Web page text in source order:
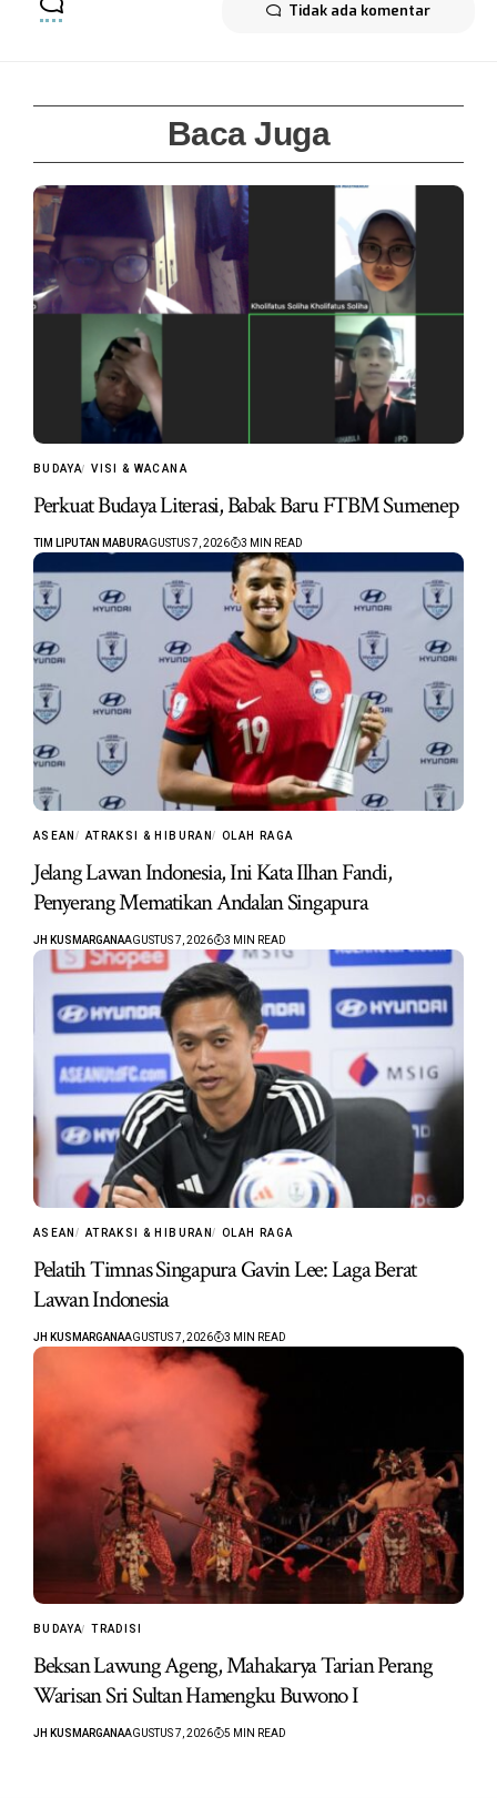
Tidak ada komentar
Baca Juga
BUDAYA VISI & WACANA
Perkuat Budaya Literasi, Babak Baru FTBM Sumenep
TIM LIPUTAN MABURAGUSTUS 7, 2026 3 MIN READ
ASEAN ATRAKSI & HIBURAN OLAH RAGA
Jelang Lawan Indonesia, Ini Kata Ilhan Fandi,
Penyerang Mematikan Andalan Singapura
JH KUSMARGANAAGUSTUS 7, 2026 3 MIN READ
ASEAN ATRAKSI & HIBURAN OLAH RAGA
Pelatih Timnas Singapura Gavin Lee: Laga Berat
Lawan Indonesia
JH KUSMARGANAAGUSTUS 7, 2026 3 MIN READ
BUDAYA TRADISI
Beksan Lawung Ageng, Mahakarya Tarian Perang
Warisan Sri Sultan Hamengku Buwono I
JH KUSMARGANAAGUSTUS 7, 2026 5 MIN READ